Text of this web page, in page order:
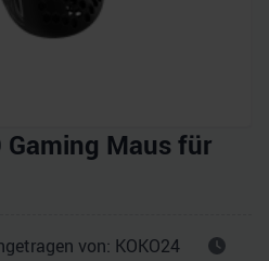
Maus für
von: KOKO24